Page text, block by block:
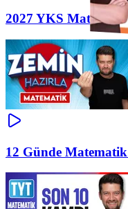
2027 YKS Matematik
12 Günde